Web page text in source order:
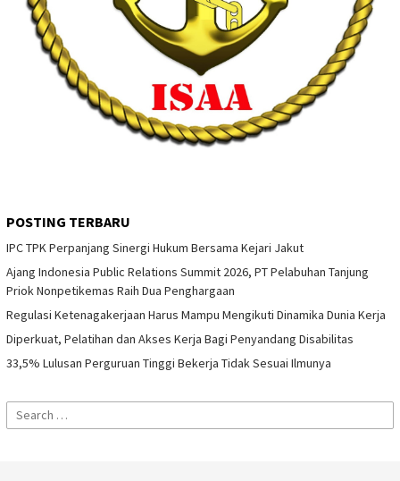
POSTING TERBARU
IPC TPK Perpanjang Sinergi Hukum Bersama Kejari Jakut
Ajang Indonesia Public Relations Summit 2026, PT Pelabuhan Tanjung
Priok Nonpetikemas Raih Dua Penghargaan
Regulasi Ketenagakerjaan Harus Mampu Mengikuti Dinamika Dunia Kerja
Diperkuat, Pelatihan dan Akses Kerja Bagi Penyandang Disabilitas
33,5% Lulusan Perguruan Tinggi Bekerja Tidak Sesuai Ilmunya
Search
for: